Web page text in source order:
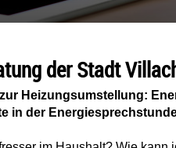
der Stadt
Heizungsumstellung:
in der